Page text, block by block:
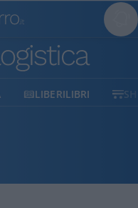
SHOP SOSTIENICI